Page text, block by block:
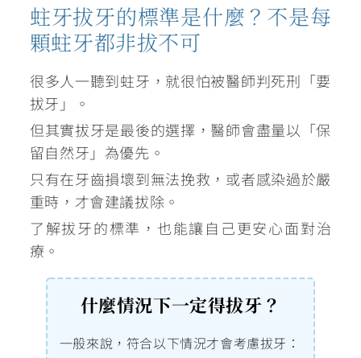
蛀牙拔牙的標準是什麼？不是每
顆蛀牙都非拔不可
很多人一聽到蛀牙，就很怕被醫師判死刑「要
拔牙」。
但其實拔牙是最後的選擇，醫師會盡量以「保
留自然牙」為優先。
只有在牙齒損壞到無法挽救，或者感染過於嚴
重時，才會建議拔除。
了解拔牙的標準，也能讓自己更安心面對治
療。
什麼情況下一定得拔牙？
一般來說，符合以下情況才會考慮拔牙：